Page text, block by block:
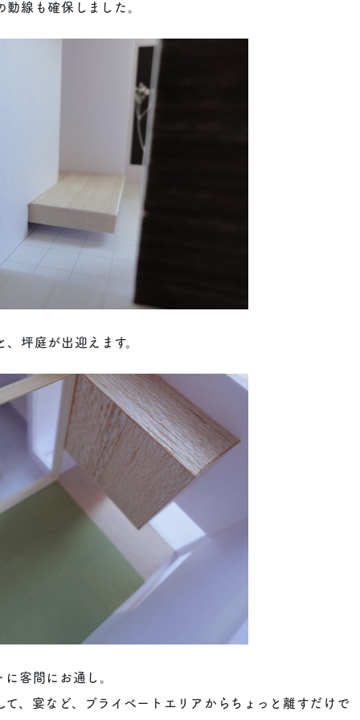
線も確保しました。
坪庭が出迎えます。
客間にお通し。
て、宴など、プライベートエリアからちょっと離すだけで